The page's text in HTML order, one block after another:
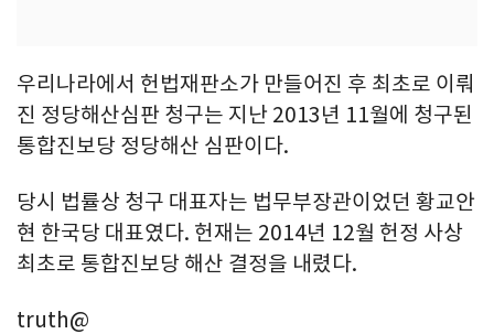
우리나라에서 헌법재판소가 만들어진 후 최초로 이뤄
진 정당해산심판 청구는 지난 2013년 11월에 청구된
통합진보당 정당해산 심판이다.
당시 법률상 청구 대표자는 법무부장관이었던 황교안
현 한국당 대표였다. 헌재는 2014년 12월 헌정 사상
최초로 통합진보당 해산 결정을 내렸다.
truth@